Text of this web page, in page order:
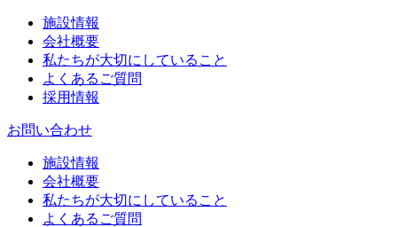
施設情報
会社概要
私たちが大切にしていること
よくあるご質問
採用情報
お問い合わせ
施設情報
会社概要
私たちが大切にしていること
よくあるご質問